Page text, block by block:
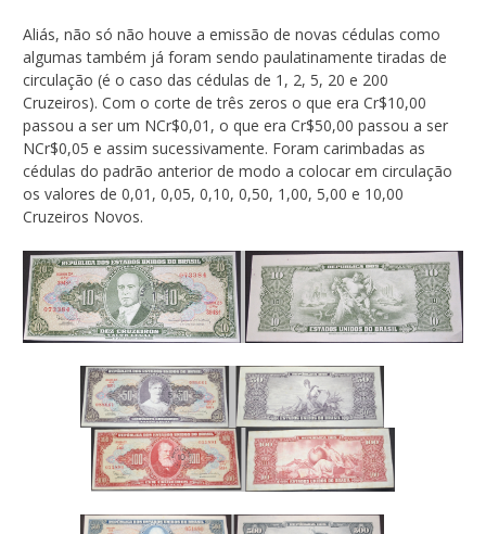
Aliás, não só não houve a emissão de novas cédulas como
algumas também já foram sendo paulatinamente tiradas de
circulação (é o caso das cédulas de 1, 2, 5, 20 e 200
Cruzeiros). Com o corte de três zeros o que era Cr$10,00
passou a ser um NCr$0,01, o que era Cr$50,00 passou a ser
NCr$0,05 e assim sucessivamente. Foram carimbadas as
cédulas do padrão anterior de modo a colocar em circulação
os valores de 0,01, 0,05, 0,10, 0,50, 1,00, 5,00 e 10,00
Cruzeiros Novos.